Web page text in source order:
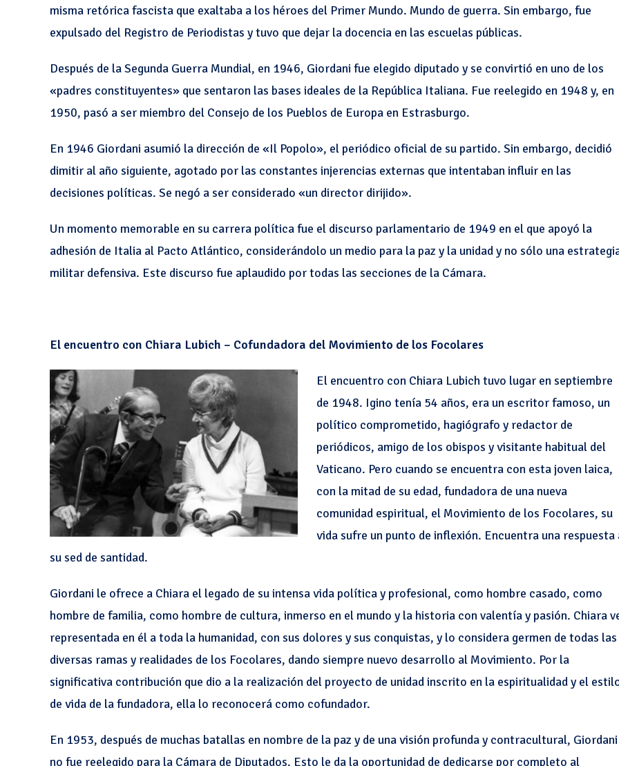
misma retórica fascista que exaltaba a los héroes del Primer Mundo. Mundo de guerra. Sin embargo, fue
expulsado del Registro de Periodistas y tuvo que dejar la docencia en las escuelas públicas.
Después de la Segunda Guerra Mundial, en 1946, Giordani fue elegido diputado y se convirtió en uno de los
«padres constituyentes» que sentaron las bases ideales de la República Italiana. Fue reelegido en 1948 y, en
1950, pasó a ser miembro del Consejo de los Pueblos de Europa en Estrasburgo.
En 1946 Giordani asumió la dirección de «Il Popolo», el periódico oficial de su partido. Sin embargo, decidió
dimitir al año siguiente, agotado por las constantes injerencias externas que intentaban influir en las
decisiones políticas. Se negó a ser considerado «un director dirijido».
Un momento memorable en su carrera política fue el discurso parlamentario de 1949 en el que apoyó la
adhesión de Italia al Pacto Atlántico, considerándolo un medio para la paz y la unidad y no sólo una
militar defensiva. Este discurso fue aplaudido por todas las secciones de la Cámara.
El encuentro con Chiara Lubich – Cofundadora del Movimiento de los Focolares
El encuentro con Chiara Lubich tuvo lugar en septiembre
de 1948. Igino tenía 54 años, era un escritor famoso, un
político comprometido, hagiógrafo y redactor de
periódicos, amigo de los obispos y visitante habitual del
Vaticano. Pero cuando se encuentra con esta joven laica,
con la mitad de su edad, fundadora de una nueva
comunidad espiritual, el Movimiento de los Focolares, su
vida sufre un punto de inflexión. Encuentra una respuesta
su sed de santidad.
Giordani le ofrece a Chiara el legado de su intensa vida política y profesional, como hombre casado, como
hombre de familia, como hombre de cultura, inmerso en el mundo y la historia con valentía y pasión. Chiara
representada en él a toda la humanidad, con sus dolores y sus conquistas, y lo considera germen de todas las
diversas ramas y realidades de los Focolares, dando siempre nuevo desarrollo al Movimiento. Por la
significativa contribución que dio a la realización del proyecto de unidad inscrito en la espiritualidad y el
de vida de la fundadora, ella lo reconocerá como cofundador.
En 1953, después de muchas batallas en nombre de la paz y de una visión profunda y contracultural, Giordani
no fue reelegido para la Cámara de Diputados. Esto le da la oportunidad de dedicarse por completo al